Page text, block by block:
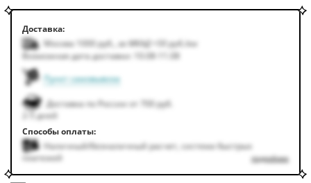
Доставка:
Москва 1000руб. за МКАД +50руб. /км
Возможная дата доставки: 10.08-11.08
Пункт самовывоза
Доставка по России от 700 руб.
2-5 дней
Способы оплаты:
Наличный/безналичный расчет, система быстрых
платежей
подробнее